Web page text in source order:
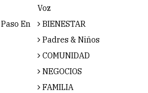
Voz
En
BIENESTAR
Padres & Niños
COMUNIDAD
NEGOCIOS
FAMILIA